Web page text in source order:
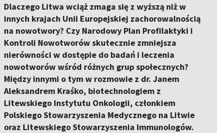
Dlaczego Litwa wciąż zmaga się z wyższą niż w
innych krajach Unii Europejskiej zachorowalnością
na nowotwory? Czy Narodowy Plan Profilaktyki i
Kontroli Nowotworów skutecznie zmniejsza
nierówności w dostępie do badań i leczenia
nowotworów wśród różnych grup społecznych?
Między innymi o tym w rozmowie z dr. Janem
Aleksandrem Kraśko, biotechnologiem z
Litewskiego Instytutu Onkologii, członkiem
Polskiego Stowarzyszenia Medycznego na Litwie
oraz Litewskiego Stowarzyszenia Immunologów.